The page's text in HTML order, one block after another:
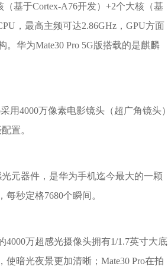
基于Cortex-A76开发）+2个大核（基
，最高主频可达2.86GHz，GPU方面
。华为Mate30 Pro 5G版搭载的是麒麟
用4000万像素电影镜头（超广角镜头）
置。
元器件，是华为手机迄今最大的一颗
秒定格7680个瞬间。
4000万超感光摄像头拥有1/1.7英寸大底
暗光夜景更加清晰；Mate30 Pro在拍